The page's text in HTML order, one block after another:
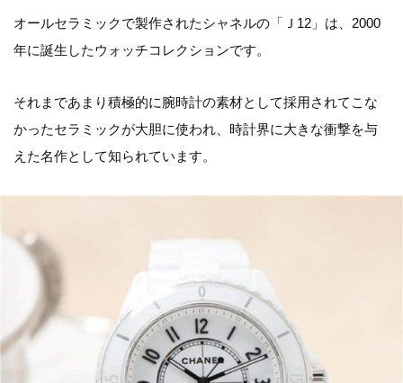
オールセラミックで製作されたシャネルの「Ｊ12」は、2000
年に誕生したウォッチコレクションです。
それまであまり積極的に腕時計の素材として採用されてこな
かったセラミックが大胆に使われ、時計界に大きな衝撃を与
えた名作として知られています。